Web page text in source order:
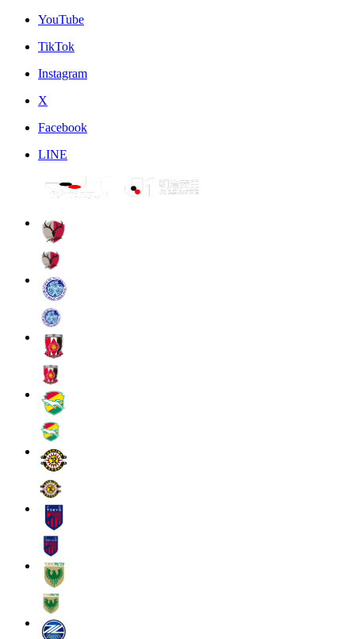
YouTube
TikTok
Instagram
X
Facebook
LINE